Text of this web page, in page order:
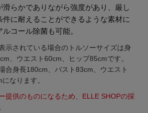
SHOP 公式アプリ
滑らかでありながら強度があり、厳し
件に耐えることができるような素材に
コール除菌も可能。
示されている場合のトルソーサイズは身
、ウエスト60cm、ヒップ85cmです。
合身長180cm、バスト83cm、ウエスト
なります。
提供のものになるため、ELLE SHOPの採